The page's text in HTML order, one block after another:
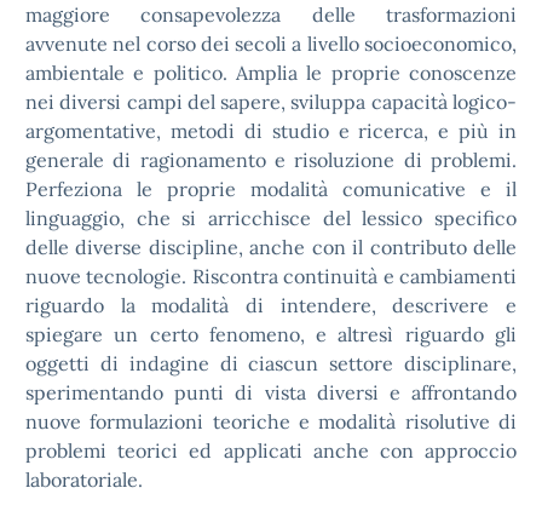
maggiore consapevolezza delle trasformazioni
avvenute nel corso dei secoli a livello socioeconomico,
ambientale e politico. Amplia le proprie conoscenze
nei diversi campi del sapere, sviluppa capacità logico-
argomentative, metodi di studio e ricerca, e più in
generale di ragionamento e risoluzione di problemi.
Perfeziona le proprie modalità comunicative e il
linguaggio, che si arricchisce del lessico specifico
delle diverse discipline, anche con il contributo delle
nuove tecnologie. Riscontra continuità e cambiamenti
riguardo la modalità di intendere, descrivere e
spiegare un certo fenomeno, e altresì riguardo gli
oggetti di indagine di ciascun settore disciplinare,
sperimentando punti di vista diversi e affrontando
nuove formulazioni teoriche e modalità risolutive di
problemi teorici ed applicati anche con approccio
laboratoriale.